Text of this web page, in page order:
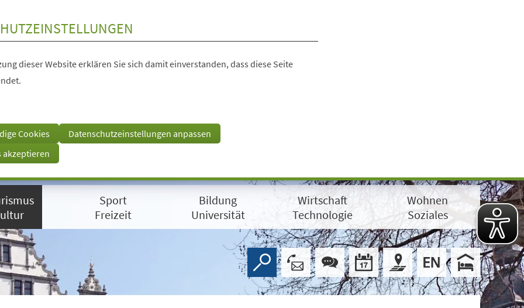
dieser Website erklären Sie sich damit einverstanden, dass diese Seite
Cookies
Datenschutzeinstellungen anpassen
akzeptieren
Sport
Freizeit
Bildung
Universität
Wirtschaft
Technologie
Wohnen
Soziales